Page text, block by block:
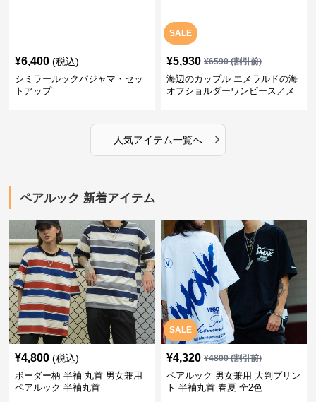
¥6,400 (税込)
シミラールックパジャマ・セッ
トアップ
SALE
¥5,930 ¥6590(割引前)
海辺のカップル エメラルドの海
オフショルダーワンピース／メ
人気アイテム一覧へ ›
ペアルック 新着アイテム
¥4,800 (税込)
ボーダー柄 半袖 丸首 男女兼用
ペアルック 半袖丸首
SALE
¥4,320 ¥4800(割引前)
ペアルック 男女兼用 大判プリン
ト 半袖丸首 春夏 全2色